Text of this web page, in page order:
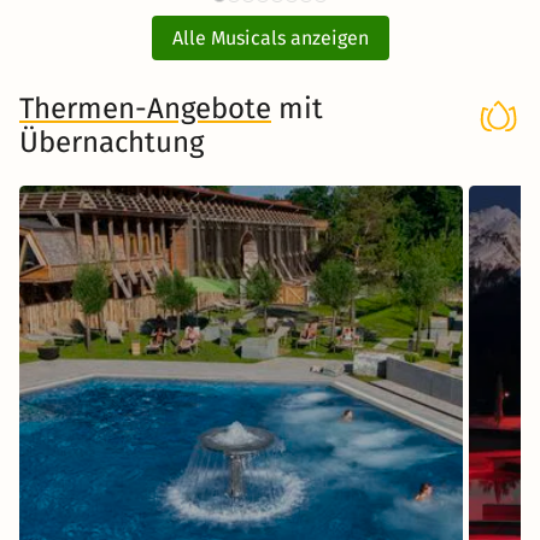
ab
Ticket und Hotel
Musical in Stuttgart
Zum Musical
Alle Musicals anzeigen
Thermen-Angebote mit
Übernachtung